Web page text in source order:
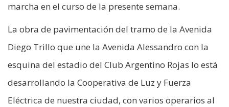
marcha en el curso de la presente semana.
La obra de pavimentación del tramo de la Avenida
Diego Trillo que une la Avenida Alessandro con la
esquina del estadio del Club Argentino Rojas lo está
desarrollando la Cooperativa de Luz y Fuerza
Eléctrica de nuestra ciudad, con varios operarios al